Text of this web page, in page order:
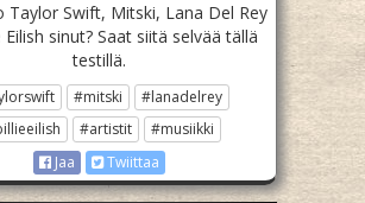
Taylor Swift, Mitski, Lana Del Rey
Eilish sinut? Saat siitä selvää tällä
testillä.
#mitski
#lanadelrey
#artistit
#musiikki
Jaa
Twiittaa